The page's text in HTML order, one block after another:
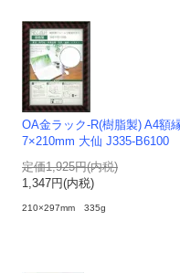
OA金ラック-R(樹脂製) A4額
7×210mm 大仙 J335-B6100
定価1,925円(内税)
1,347円(内税)
210×297mm 335g